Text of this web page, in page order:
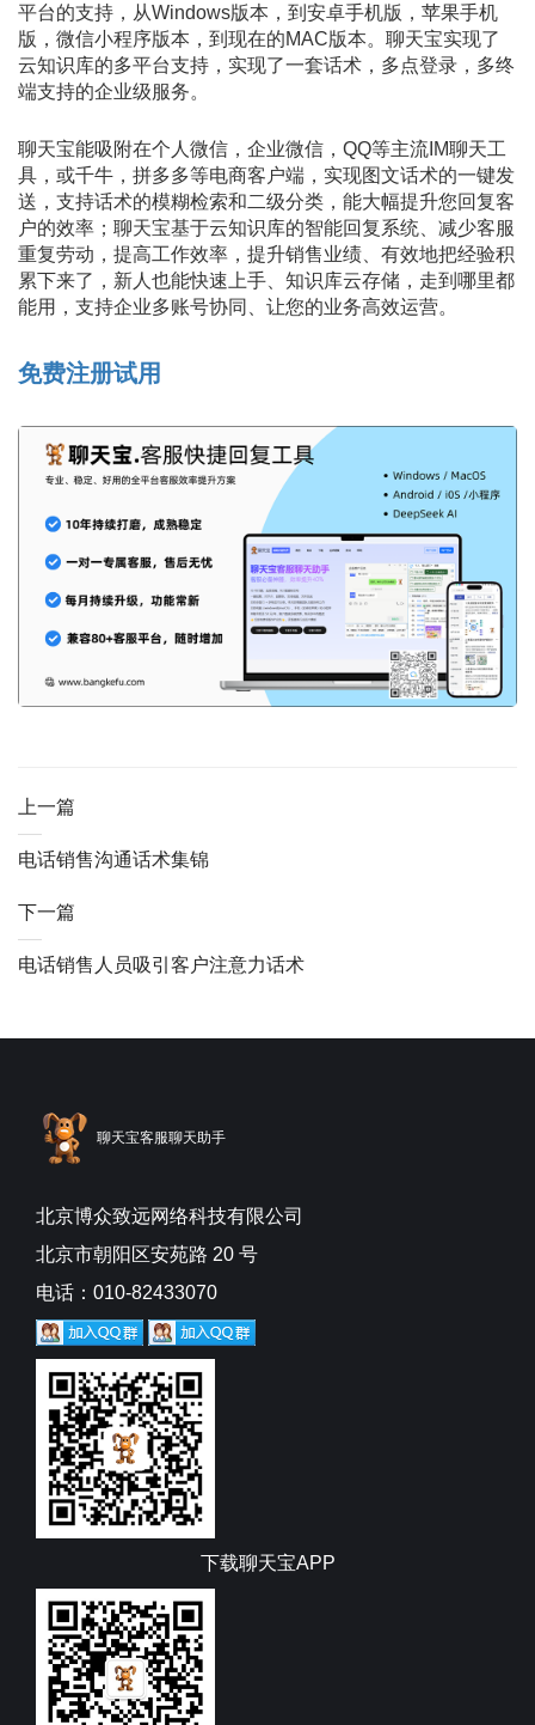
平台的支持，从Windows版本，到安卓手机版，苹果手机
版，微信小程序版本，到现在的MAC版本。聊天宝实现了
云知识库的多平台支持，实现了一套话术，多点登录，多终
端支持的企业级服务。
聊天宝能吸附在个人微信，企业微信，QQ等主流IM聊天工
具，或千牛，拼多多等电商客户端，实现图文话术的一键发
送，支持话术的模糊检索和二级分类，能大幅提升您回复客
户的效率；聊天宝基于云知识库的智能回复系统、减少客服
重复劳动，提高工作效率，提升销售业绩、有效地把经验积
累下来了，新人也能快速上手、知识库云存储，走到哪里都
能用，支持企业多账号协同、让您的业务高效运营。
免费注册试用
上一篇
电话销售沟通话术集锦
下一篇
电话销售人员吸引客户注意力话术
聊天宝客服聊天助手
北京博众致远网络科技有限公司
北京市朝阳区安苑路 20 号
电话：010-82433070
下载聊天宝APP